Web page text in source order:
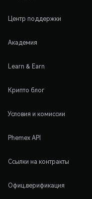
Центр поддержки
Академия
Learn & Earn
Крипто блог
Условия и комиссии
Phemex API
Ссылки на контракты
Офиц.верификация